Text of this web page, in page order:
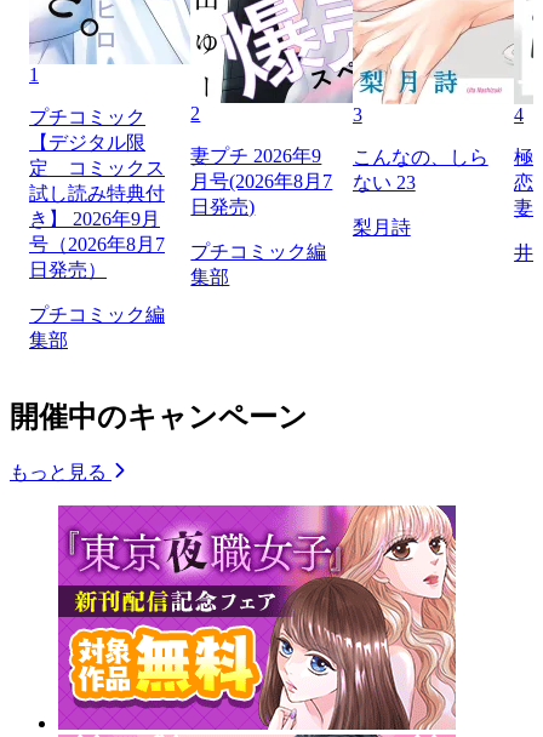
1
プチコミック
【デジタル限
定 コミックス
試し読み特典付
き】 2026年9月
号（2026年8月7
日発売）
プチコミック編
集部
2
妻プチ 2026年9
月号(2026年8月7
日発売)
プチコミック編
集部
3
こんなの、しら
ない 23
梨月詩
4
極
恋
妻
井
開催中のキャンペーン
もっと見る